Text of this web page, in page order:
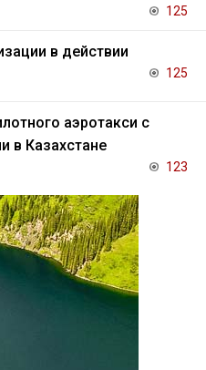
125
в действии
125
аэротакси с
в Казахстане
123